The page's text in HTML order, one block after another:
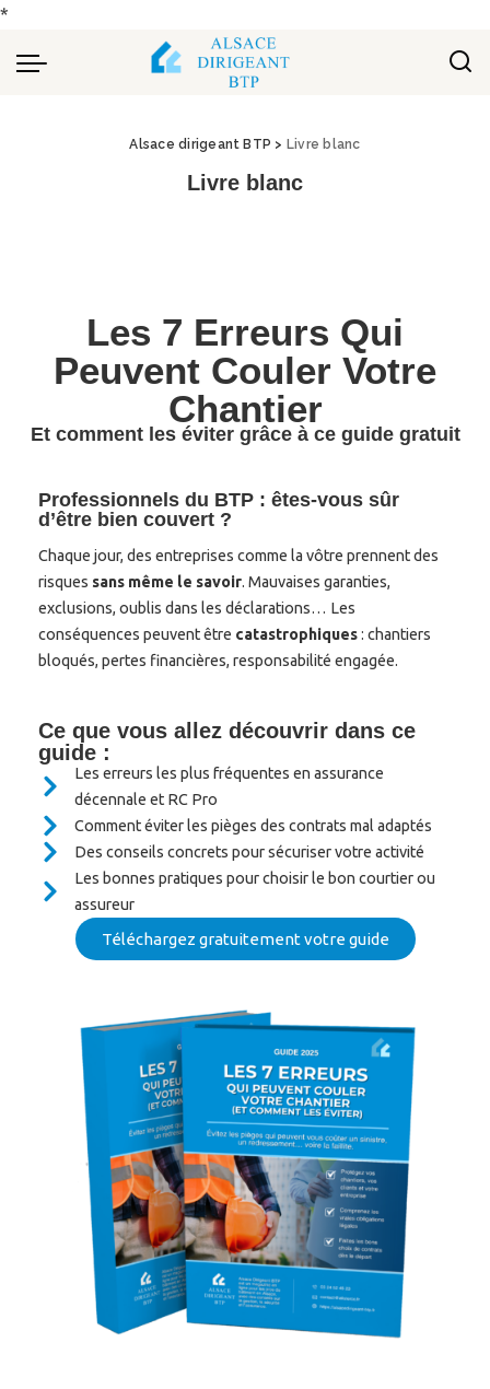
*
Alsace dirigeant BTP > Livre blanc
Livre blanc
Les 7 Erreurs Qui
Peuvent Couler Votre
Chantier
Et comment les éviter grâce à ce guide gratuit
Professionnels du BTP : êtes-vous sûr
d’être bien couvert ?
Chaque jour, des entreprises comme la vôtre prennent des
risques sans même le savoir. Mauvaises garanties,
exclusions, oublis dans les déclarations… Les
conséquences peuvent être catastrophiques: chantiers
bloqués, pertes financières, responsabilité engagée.
Ce que vous allez découvrir dans ce
guide :
Les erreurs les plus fréquentes en assurance
décennale et RC Pro
Comment éviter les pièges des contrats mal adaptés
Des conseils concrets pour sécuriser votre activité
Les bonnes pratiques pour choisir le bon courtier ou
assureur
Téléchargez gratuitement votre guide